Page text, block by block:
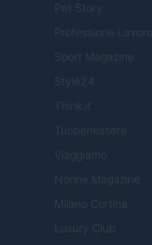
Pet Story
Professione Lavoro
Sport Magazine
Style24
Think.it
Tuobenessere
Viaggiamo
Nonne Magazine
Milano Cortina
Luxury Club